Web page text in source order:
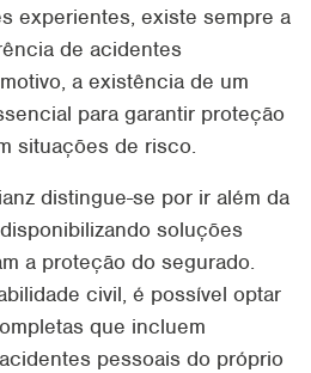
experientes, existe sempre a
de acidentes
a existência de um
para garantir proteção
situações de risco.
distingue-se por ir além da
soluções
a proteção do segurado.
civil, é possível optar
que incluem
pessoais do próprio